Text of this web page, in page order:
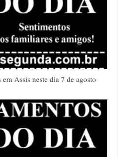
Assis neste dia 7 de agosto